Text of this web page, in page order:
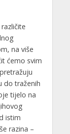
na više
ćemo svim
do traženih
tijelo na
istim
razina –